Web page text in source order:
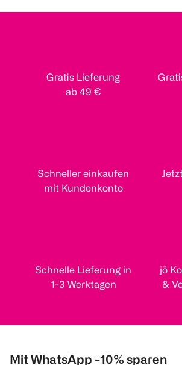
Gratis Lieferung
ab 49 €
Schneller einkaufen
mit Kundenkonto
Schnelle Lieferung in
1-3 Werktagen
jö
&
Mit WhatsApp -10% sparen